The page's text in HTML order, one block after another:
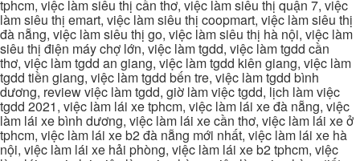
tphcm, việc làm siêu thị cần thơ, việc làm siêu thị quận 7, việc
làm siêu thị emart, việc làm siêu thị coopmart, việc làm siêu thị
đà nẵng, việc làm siêu thị go, việc làm siêu thị hà nội, việc làm
siêu thị điện máy chợ lớn, việc làm tgdd, việc làm tgdd cần
thơ, việc làm tgdd an giang, việc làm tgdd kiên giang, việc làm
tgdd tiền giang, việc làm tgdd bến tre, việc làm tgdd bình
dương, review việc làm tgdd, giờ làm việc tgdd, lịch làm việc
tgdd 2021, việc làm lái xe tphcm, việc làm lái xe đà nẵng, việc
làm lái xe bình dương, việc làm lái xe cần thơ, việc làm lái xe ở
tphcm, việc làm lái xe b2 đà nẵng mới nhất, việc làm lái xe hà
nội, việc làm lái xe hải phòng, việc làm lái xe b2 tphcm, việc